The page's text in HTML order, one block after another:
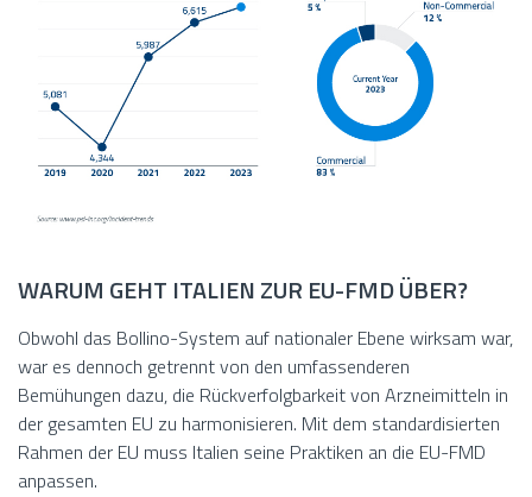
WARUM GEHT ITALIEN ZUR EU-FMD ÜBER?
Obwohl das Bollino-System auf nationaler Ebene wirksam war,
war es dennoch getrennt von den umfassenderen
Bemühungen dazu, die Rückverfolgbarkeit von Arzneimitteln in
der gesamten EU zu harmonisieren. Mit dem standardisierten
Rahmen der EU muss Italien seine Praktiken an die EU-FMD
anpassen.